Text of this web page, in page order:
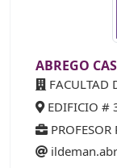
ABREGO
FACULTAD
EDIFICIO #